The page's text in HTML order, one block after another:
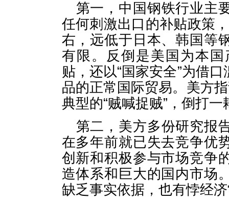
第一，中国钢铁行业主
任何刺激出口的补贴政策
右，远低于日本、韩国等
有限。反倒是美国为本
贴，还以“国家安全”为借
品的正常国际贸易。美方
典型的“贼喊捉贼”，倒打一
第二，美方多份研究报
在多年前就已失去竞争优
创新和积极参与市场竞争
造体系和巨大的国内市场
缺乏事实依据，也有悖经